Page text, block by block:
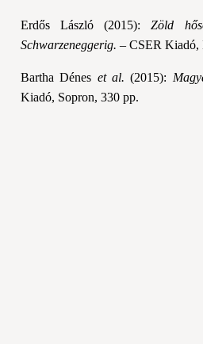
Erdős László (2015):Zöld
Schwarzeneggerig. – CSER Kiadó,
Bartha Dénes et al. (2015):
Kiadó, Sopron, 330 pp.